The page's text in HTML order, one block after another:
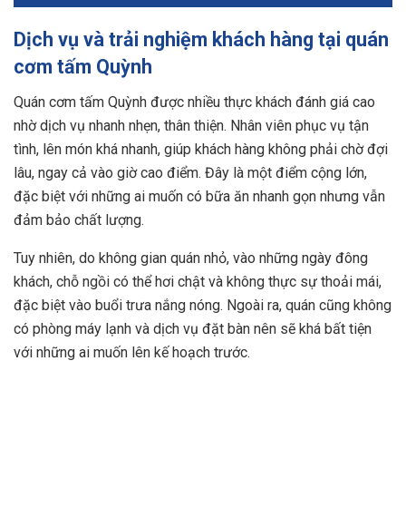
Dịch vụ và trải nghiệm khách hàng tại quán
cơm tấm Quỳnh
Quán cơm tấm Quỳnh được nhiều thực khách đánh giá cao
nhờ dịch vụ nhanh nhẹn, thân thiện. Nhân viên phục vụ tận
tình, lên món khá nhanh, giúp khách hàng không phải chờ đợi
lâu, ngay cả vào giờ cao điểm. Đây là một điểm cộng lớn,
đặc biệt với những ai muốn có bữa ăn nhanh gọn nhưng vẫn
đảm bảo chất lượng.
Tuy nhiên, do không gian quán nhỏ, vào những ngày đông
khách, chỗ ngồi có thể hơi chật và không thực sự thoải mái,
đặc biệt vào buổi trưa nắng nóng. Ngoài ra, quán cũng không
có phòng máy lạnh và dịch vụ đặt bàn nên sẽ khá bất tiện
với những ai muốn lên kế hoạch trước.